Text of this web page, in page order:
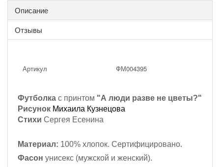
Описание
Отзывы
Артикул ФМ004395
Футболка с принтом "А люди разве не цветы?"
Рисунок Михаила Кузнецова
Стихи Сергея Есенина
Материал: 100% хлопок. Сертифицировано.
Фасон унисекс (мужской и женский).